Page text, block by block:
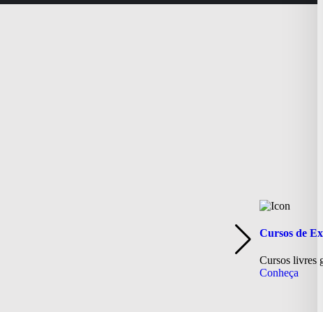
Cursos de
Cursos livres
Conheça